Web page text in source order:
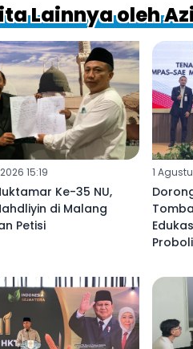
Lainnya oleh
15:19
Ke-35 NU,
di Malang
Petisi
1